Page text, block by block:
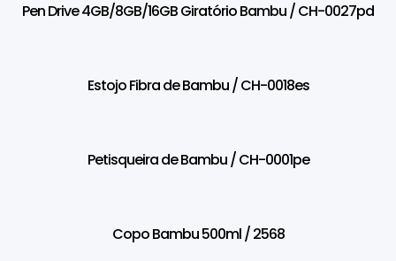
Pen Drive 4GB/8GB/16GB Giratório Bambu / CH-0027pd
Estojo Fibra de Bambu / CH-0018es
Petisqueira de Bambu / CH-0001pe
Copo Bambu 500ml / 2568